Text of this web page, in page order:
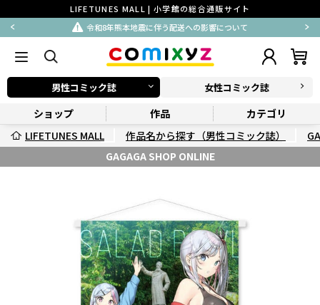
LIFETUNES MALL | 小学館の総合通販サイト
令和8年熊本地震に伴う配送への影響について
男性コミック誌 女性コミック誌
ショップ 作品
カテゴリ
LIFETUNES MALL
作品名から探す（男性コミック誌）
GAGAGA SHOP ONLINE